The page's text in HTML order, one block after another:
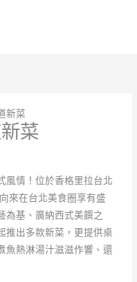
新菜
菜
風情！位於香格里拉台北
來在台北美食圈享有盛
為基、廣納西式美饌之
推出多款新菜，更提供桌
魚熱淋湯汁滋滋作響、還